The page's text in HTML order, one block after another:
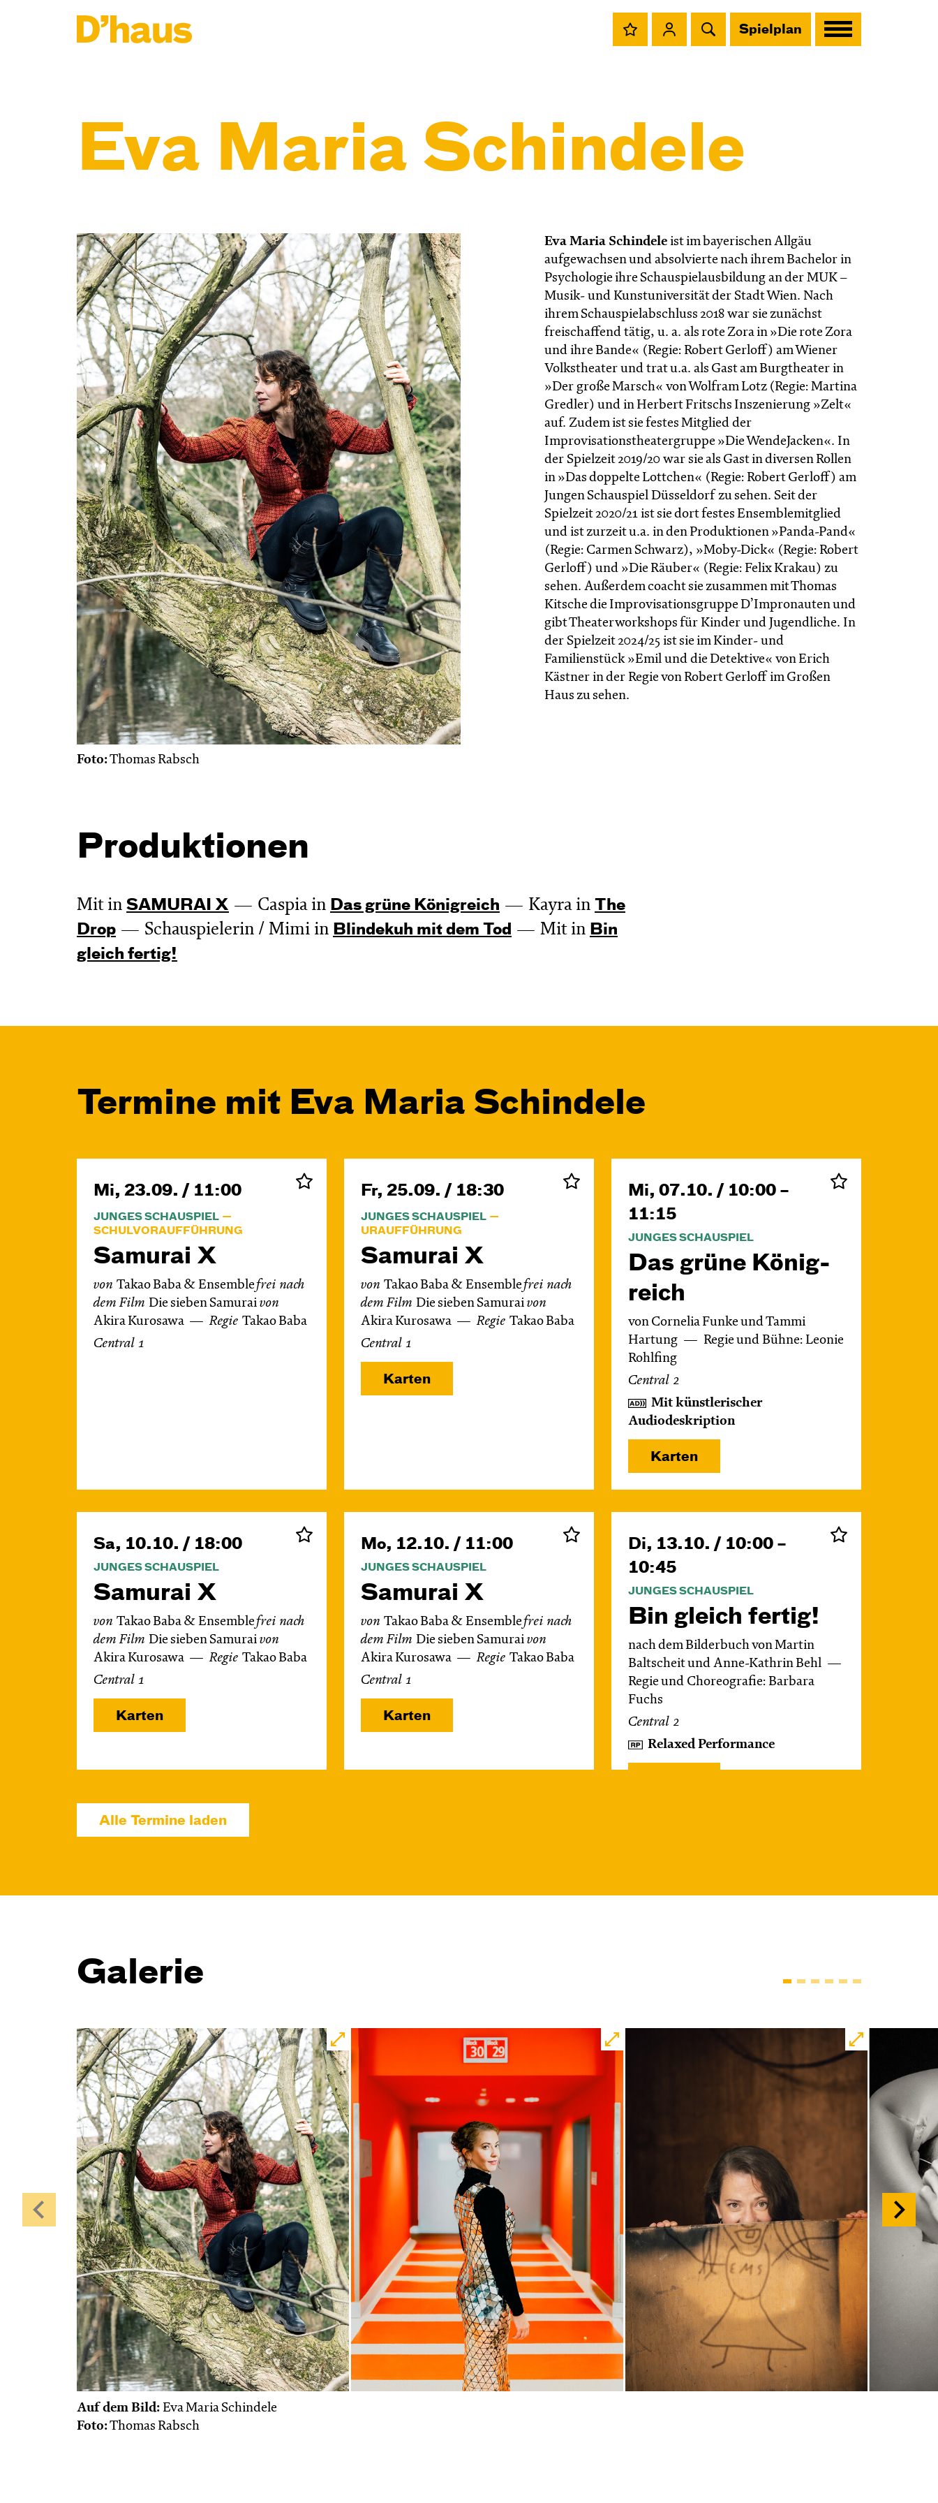
Spielplan
Eva Maria Schindele
Foto:Thomas Rabsch
Eva Maria Schindele ist im bayerischen Allgäu
aufgewachsen und absolvierte nach ihrem Bachelor in
Psychologie ihre Schauspielausbildung an der MUK –
Musik- und Kunstuniversität der Stadt Wien. Nach
ihrem Schauspielabschluss 2018 war sie zunächst
freischaffend tätig, u. a. als rote Zora in »Die rote Zora
und ihre Bande« (Regie: Robert Gerloff) am Wiener
Volkstheater und trat u.a. als Gast am Burgtheater in
»Der große Marsch« von Wolfram Lotz (Regie: Martina
Gredler) und in Herbert Fritschs Inszenierung »Zelt«
auf. Zudem ist sie festes Mitglied der
Improvisationstheatergruppe »Die WendeJacken«. In
der Spielzeit 2019/20 war sie als Gast in diversen Rollen
in »Das doppelte Lottchen« (Regie: Robert Gerloff) am
Jungen Schauspiel Düsseldorf zu sehen. Seit der
Spielzeit 2020/21 ist sie dort festes Ensemblemitglied
und ist zurzeit u.a. in den Produktionen »Panda-Pand«
(Regie: Carmen Schwarz), »Moby-Dick« (Regie: Robert
Gerloff) und »Die Räuber« (Regie: Felix Krakau) zu
sehen. Außerdem coacht sie zusammen mit Thomas
Kitsche die Improvisationsgruppe D’Impronauten und
gibt Theaterworkshops für Kinder und Jugendliche. In
der Spielzeit 2024/25 ist sie im Kinder- und
Familienstück »Emil und die Detektive« von Erich
Kästner in der Regie von Robert Gerloff im Großen
Haus zu sehen.
Produktionen
Mit in SAMURAI X Caspia in Das grüne König­reich Kayra in
The
Drop
Schauspielerin / Mimi in Blinde­kuh mit dem Tod Mit in Bin
gleich fertig!
Termine mit Eva Maria Schindele
Mi, 23.09. / 11:00
JUNGES SCHAUSPIEL
SCHULVORAUFFÜHRUNG
Samurai X
von Takao Baba & Ensemblefrei nach
dem Film Die sieben Samurai von
Akira Kurosawa
Regie Takao Baba
Central 1
Fr, 25.09. / 18:30
JUNGES SCHAUSPIEL
URAUFFÜHRUNG
Samurai X
von Takao Baba & Ensemblefrei nach
dem Film Die sieben Samurai von
Akira Kurosawa
Regie Takao Baba
Central 1
Karten
Mi, 07.10. / 10:00 –
11:15
JUNGES SCHAUSPIEL
Das grüne König­
reich
von Cornelia Funke und Tammi
Hartung
Regie und Bühne: Leonie
Rohlfing
Central 2
Mit künstlerischer
Audiodeskription
Karten
Sa, 10.10. / 18:00
JUNGES SCHAUSPIEL
Samurai X
von Takao Baba & Ensemblefrei nach
dem Film Die sieben Samurai von
Akira Kurosawa
Regie Takao Baba
Central 1
Karten
Mo, 12.10. / 11:00
JUNGES SCHAUSPIEL
Samurai X
von Takao Baba & Ensemblefrei nach
dem Film Die sieben Samurai von
Akira Kurosawa
Regie Takao Baba
Central 1
Karten
Di, 13.10. / 10:00 –
10:45
JUNGES SCHAUSPIEL
Bin gleich fertig!
nach dem Bilderbuch von Martin
Baltscheit und Anne-Kathrin Behl
Regie und Choreografie: Barbara
Fuchs
Central 2
Relaxed Performance
10:45
nach dem Bilderbuch von Martin
Baltscheit und Anne-Kathrin Behl
Central 2
Relaxed Performance
Karten
10:45
Relaxed Performance
Karten
10:45
Baltscheit und Anne-Kathrin Behl
Relaxed Performance
Fr, 30.10. / 19:00
JUNGES SCHAUSPIEL
Samurai X
vonTakao Baba & Ensemble frei nach
dem FilmDie sieben Samuraivon
Akira Kurosawa
RegieTakao Baba
Central 1
Karten
Di, 03.11. / 11:00
JUNGES SCHAUSPIEL
Samurai X
vonTakao Baba & Ensemblefrei nach
dem FilmDie sieben Samurai
Akira Kurosawa
RegieTakao Baba
Central 1
So, 15.11. / 18:00
JUNGES SCHAUSPIEL
Samurai X
von Takao Baba & Ensemble frei nach
dem FilmDie sieben Samurai
Akira Kurosawa
Regie
Takao Baba
Central 1
Karten
Alle Termine laden
Galerie
Auf dem Bild: Eva Maria Schindele
Foto:Thomas Rabsch